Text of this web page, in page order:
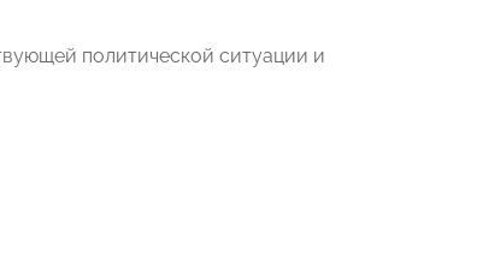
политической ситуации и